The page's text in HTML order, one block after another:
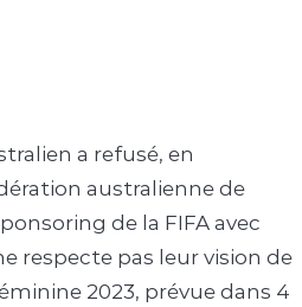
a refusé, en
australienne de
de la FIFA avec
respecte pas leur vision de
2023, prévue dans 4